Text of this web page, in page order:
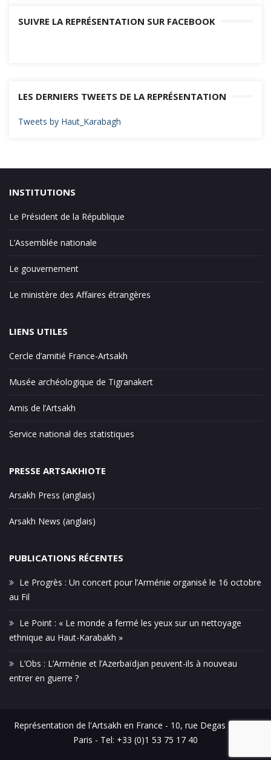
de
l’article
SUIVRE LA REPRÉSENTATION SUR FACEBOOK
LES DERNIERS TWEETS DE LA REPRÉSENTATION
Tweets by Haut_Karabagh
INSTITUTIONS
Le Président de la République
L’Assemblée nationale
Le gouvernement
Le ministère des Affaires étrangères
LIENS UTILES
Cercle d’amitié France-Artsakh
Musée archéologique de Tigranakert
Amis de l’Artsakh
Service national des statistiques
PRESSE ARTSAKHIOTE
Arsakh Press (anglais)
Arsakh News (anglais)
PUBLICATIONS RÉCENTES
Le Progrès : Un concert pour l’Arménie organisé le 16 octobre
au Fil
Le Point : « Le monde a fermé les yeux sur un nettoyage
ethnique au Haut-Karabakh »
L’Obs : L’Arménie et l’Azerbaïdjan peuvent-ils à nouveau
entrer en guerre ?
Représentation de l'Artsakh en France - 10, rue Degas - 75016
Paris - Tel: +33 (0)1 53 75 17 40